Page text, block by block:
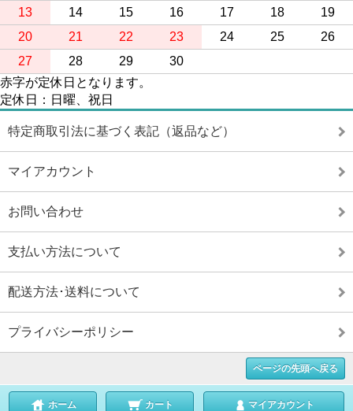
13
14 15 16 17 18
19
20
21 22 23 24 25
26
27
28 29
30
赤字が定休日となります。
定休日：日曜、祝日
特定商取引法に基づく表記（返品など）
マイアカウント
お問い合わせ
支払い方法について
配送方法･送料について
プライバシーポリシー
ページの先頭へ戻る
ホーム カート マイアカウント